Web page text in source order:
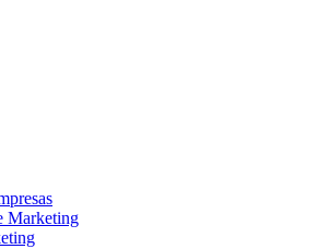
Marketing